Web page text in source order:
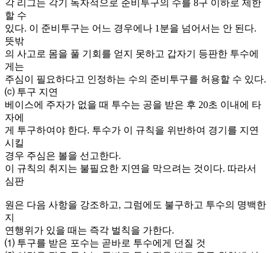
각 리그는 각기 독자적으로 준비투구의 수를 8구 이하로 제한
할 수
있다. 이 준비투구는 어느 경우에나 1분을 넘어서는 안 된다.
뜻밖
의 사고로 몸을 풀 기회를 얻지 못하고 갑자기 등판한 투수에
게는
주심이 필요하다고 인정하는 수의 준비투구를 허용할 수 있다.
⒞ 투구 지연
베이스에 주자가 없을 때 투수는 공을 받은 후 20초 이내에 타
자에
게 투구하여야 한다. 투수가 이 규칙을 위반하여 경기를 지연
시킬
경우 주심은 볼을 선고한다.
이 규칙의 취지는 불필요한 지연을 막으려는 것이다. 따라서
심판
원은 다음 사항을 강조하고, 그럼에도 불구하고 투수의 명백한
지
연행위가 있을 때는 즉각 벌칙을 가한다.
⑴ 투구를 받은 포수는 곧바로 투수에게 던질 것